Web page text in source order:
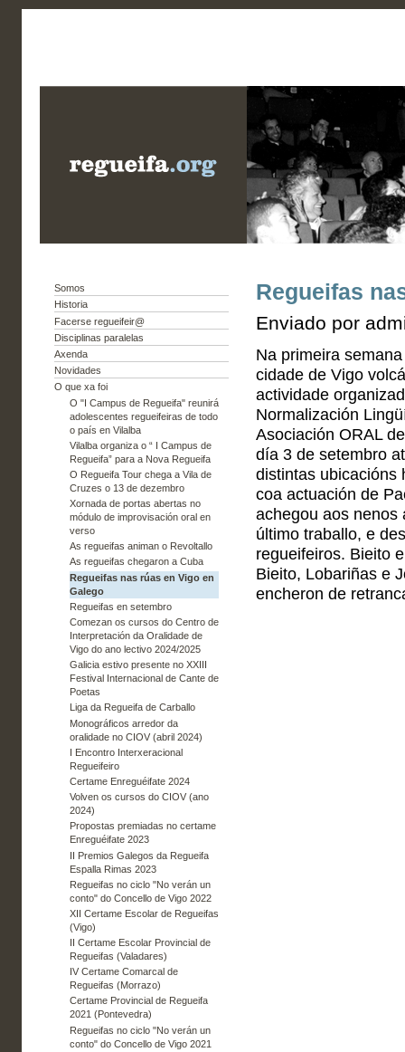
Somos
Historia
Facerse regueifeir@
Disciplinas paralelas
Axenda
Novidades
O que xa foi
O "I Campus de Regueifa" reunirá
adolescentes regueifeiras de todo
o país en Vilalba
Vilalba organiza o “ I Campus de
Regueifa” para a Nova Regueifa
O Regueifa Tour chega a Vila de
Cruzes o 13 de dezembro
Xornada de portas abertas no
módulo de improvisación oral en
verso
As regueifas animan o Revoltallo
As regueifas chegaron a Cuba
Regueifas nas rúas en Vigo en
Galego
Regueifas en setembro
Comezan os cursos do Centro de
Interpretación da Oralidade de
Vigo do ano lectivo 2024/2025
Galicia estivo presente no XXIII
Festival Internacional de Cante de
Poetas
Liga da Regueifa de Carballo
Monográficos arredor da
oralidade no CIOV (abril 2024)
I Encontro Interxeracional
Regueifeiro
Certame Enreguéifate 2024
Volven os cursos do CIOV (ano
2024)
Propostas premiadas no certame
Enreguéifate 2023
II Premios Galegos da Regueifa
Espalla Rimas 2023
Regueifas no ciclo "No verán un
conto" do Concello de Vigo 2022
XII Certame Escolar de Regueifas
(Vigo)
II Certame Escolar Provincial de
Regueifas (Valadares)
IV Certame Comarcal de
Regueifas (Morrazo)
Certame Provincial de Regueifa
2021 (Pontevedra)
Regueifas no ciclo "No verán un
conto" do Concello de Vigo 2021
Regueifas
Enviado por
Na primeira
cidade de Vigo
actividade
Normalización
Asociación ORAL
día 3 de setembro
distintas ubicacións
coa actuación de
achegou aos nenos
último traballo, e
regueifeiros. Bieito
Bieito, Lobariñas e
encheron de